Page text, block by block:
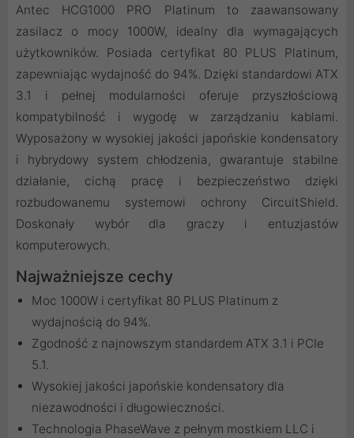
Antec HCG1000 PRO Platinum to zaawansowany
zasilacz o mocy 1000W, idealny dla wymagających
użytkowników. Posiada certyfikat 80 PLUS Platinum,
zapewniając wydajność do 94%. Dzięki standardowi ATX
3.1 i pełnej modularności oferuje przyszłościową
kompatybilność i wygodę w zarządzaniu kablami.
Wyposażony w wysokiej jakości japońskie kondensatory
i hybrydowy system chłodzenia, gwarantuje stabilne
działanie, cichą pracę i bezpieczeństwo dzięki
rozbudowanemu systemowi ochrony CircuitShield.
Doskonały wybór dla graczy i entuzjastów
komputerowych.
Najważniejsze cechy
Moc 1000W i certyfikat 80 PLUS Platinum z
wydajnością do 94%.
Zgodność z najnowszym standardem ATX 3.1 i PCIe
5.1.
Wysokiej jakości japońskie kondensatory dla
niezawodności i długowieczności.
Technologia PhaseWave z pełnym mostkiem LLC i